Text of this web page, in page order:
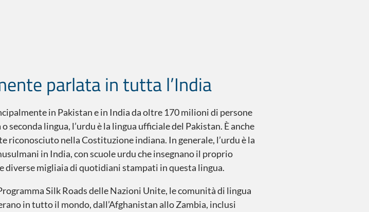
parlata in tutta l’India
in Pakistan e in India da oltre 170 milioni di persone
seconda lingua, l’urdu è la lingua ufficiale del Pakistan. È anche
riconosciuto nella Costituzione indiana. In generale, l’urdu è la
in India, con scuole urdu che insegnano il proprio
diverse migliaia di quotidiani stampati in questa lingua.
Silk Roads delle Nazioni Unite, le comunità di lingua
in tutto il mondo, dall’Afghanistan allo Zambia, inclusi